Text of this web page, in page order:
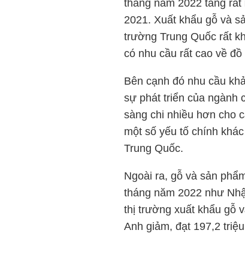
tháng năm 2022 tăng
2021. Xuất khẩu gỗ và
trường Trung Quốc rất
có nhu cầu rất cao về
Bên cạnh đó nhu cầu
sự phát triển của ngành
sàng chi nhiều hơn cho
một số yếu tố chính
Trung Quốc.
Ngoài ra, gỗ và sản
tháng năm 2022 như
thị trường xuất khẩu gỗ
Anh giảm, đạt 197,2